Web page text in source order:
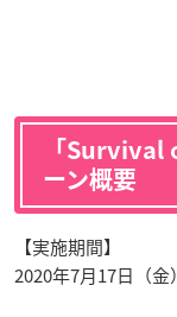
「Survival
ーン概要
【実施期間】
2020年7月17日（金）